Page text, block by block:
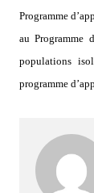
Programme
au Programme
populations
programme